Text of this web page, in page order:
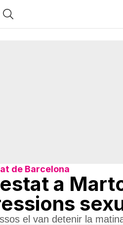
Cercar
de Barcelona
a
el van detenir la